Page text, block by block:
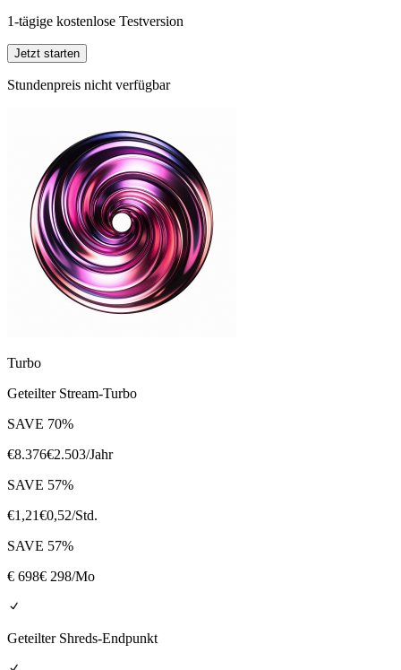
1-tägige kostenlose Testversion
Jetzt starten
Stundenpreis nicht verfügbar
Turbo
Geteilter Stream-Turbo
SAVE 70%
€8.376€2.503/Jahr
SAVE 57%
€1,21€0,52/Std.
SAVE 57%
€ 698€ 298/Mo
Geteilter Shreds-Endpunkt